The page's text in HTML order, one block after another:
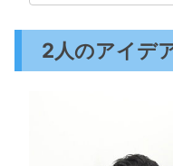
2人のアイデ